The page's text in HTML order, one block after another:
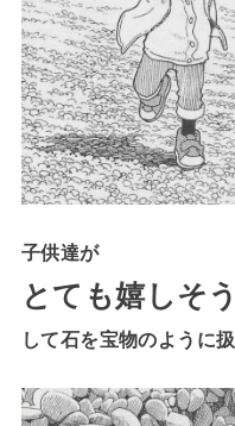
子供達が
とても嬉しそ
して石を宝物のように扱